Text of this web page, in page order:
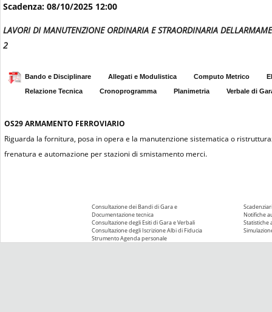
Scadenza: 08/10/2025 12:00
LAVORI DI MANUTENZIONE ORDINARIA E STRAORDINARIA
2
Bando e Disciplinare Allegati e Modulistica Computo Metrico
Relazione Tecnica
Cronoprogramma Planimetria Verbale di
OS29ARMAMENTO FERROVIARIO
Riguarda la fornitura, posa in opera e la manutenzione sistematica o
frenatura e automazione per stazioni di smistamento merci.
Consultazione dei Bandi di Gara e
Documentazione tecnica
Consultazione degli Esiti di Gara e Verbali
Consultazione degli Iscrizione Albi di Fiducia
Strumento Agenda personale
Notifiche
Statistiche